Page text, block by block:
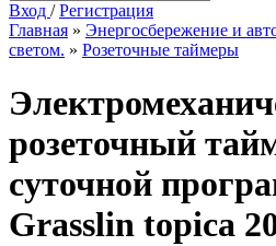
Вход /Регистрация
Главная » Энергосбережение и
светом. » Розеточные таймеры
розеточный
суточной
Grasslin topica